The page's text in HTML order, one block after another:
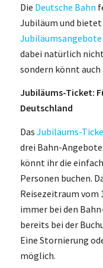
Die Deutsche Bahn
Jubiläum und bietet
Jubiläumsangebote
dabei natürlich
sondern könnt auch
Jubiläums-Ticket:
Deutschland
Das Jubiläums-
drei Bahn-
könnt ihr die
Personen buchen.
Reisezeitraum vom
immer bei den
bereits bei der
Eine Stornierung
möglich.